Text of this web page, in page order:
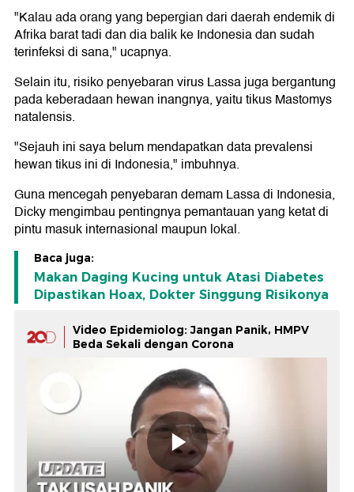
"Kalau ada orang yang bepergian dari daerah endemik di
Afrika barat tadi dan dia balik ke Indonesia dan sudah
terinfeksi di sana," ucapnya.
Selain itu, risiko penyebaran virus Lassa juga bergantung
pada keberadaan hewan inangnya, yaitu tikus Mastomys
natalensis.
"Sejauh ini saya belum mendapatkan data prevalensi
hewan tikus ini di Indonesia," imbuhnya.
Guna mencegah penyebaran demam Lassa di Indonesia,
Dicky mengimbau pentingnya pemantauan yang ketat di
pintu masuk internasional maupun lokal.
Baca juga:
Makan Daging Kucing untuk Atasi Diabetes
Dipastikan Hoax, Dokter Singgung Risikonya
Video Epidemiolog: Jangan Panik, HMPV
Beda Sekali dengan Corona